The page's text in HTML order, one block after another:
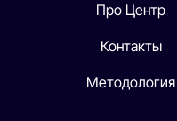
Про Центр
Контакты
Методология